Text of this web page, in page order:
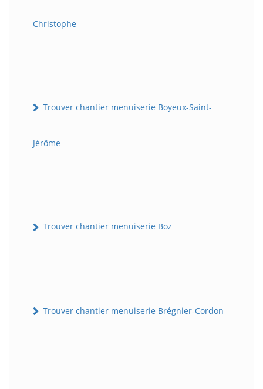
Christophe
Trouver chantier menuiserie Boyeux-Saint-
Jérôme
Trouver chantier menuiserie Boz
Trouver chantier menuiserie Brégnier-Cordon